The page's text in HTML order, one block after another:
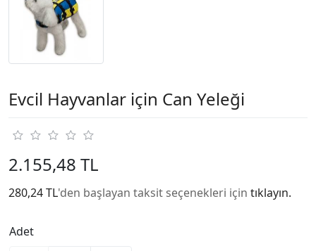
Evcil Hayvanlar için Can Yeleği
2.155,48 TL
280,24 TL'den başlayan taksit seçenekleri için tıklayın.
Adet